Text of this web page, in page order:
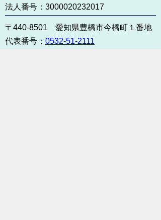
法人番号：3000020232017
〒440-8501 愛知県豊橋市今橋町１番地
代表番号： 0532-51-2111